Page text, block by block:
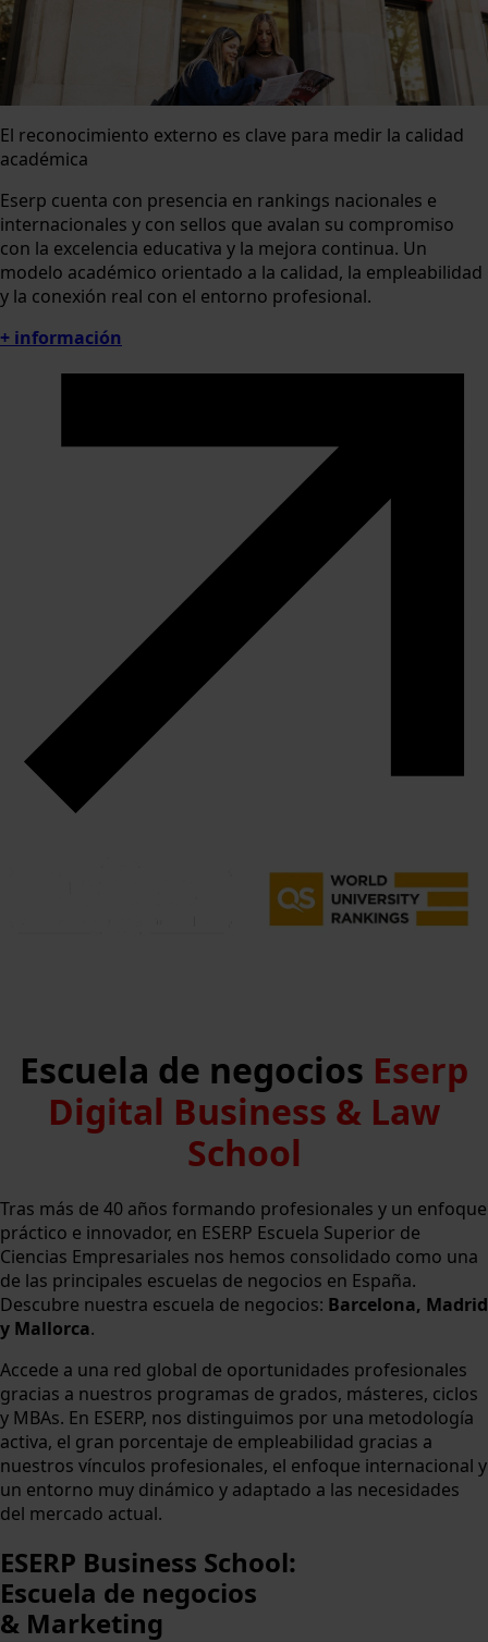
El reconocimiento externo es clave para medir la calidad
académica
Eserp cuenta con presencia en rankings nacionales e
internacionales y con sellos que avalan su compromiso
con la excelencia educativa y la mejora continua. Un
modelo académico orientado a la calidad, la empleabilidad
y la conexión real con el entorno profesional.
+ información
Escuela de negocios Eserp
Digital Business & Law
School
Tras más de 40 años formando profesionales y un enfoque
práctico e innovador, en ESERP Escuela Superior de
Ciencias Empresariales nos hemos consolidado como una
de las principales escuelas de negocios en España.
Descubre nuestra escuela de negocios: Barcelona, Madrid
y Mallorca.
Accede a una red global de oportunidades profesionales
gracias a nuestros programas de grados, másteres, ciclos
y MBAs. En ESERP, nos distinguimos por una metodología
activa, el gran porcentaje de empleabilidad gracias a
nuestros vínculos profesionales, el enfoque internacional y
un entorno muy dinámico y adaptado a las necesidades
del mercado actual.
ESERP Business School:
Escuela de negocios
& Marketing